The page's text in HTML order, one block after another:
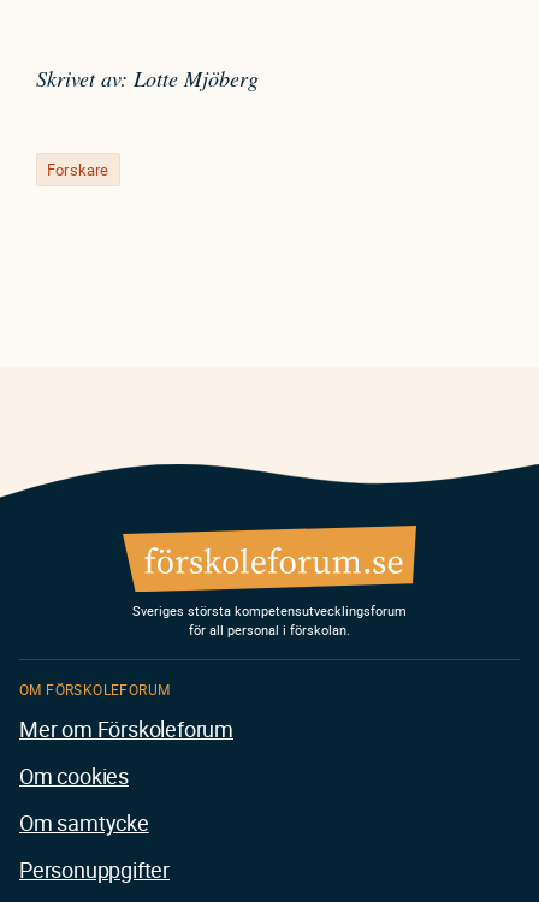
Skrivet av: Lotte Mjöberg
Forskare
Sveriges största kompetensutvecklingsforum
för all personal i förskolan.
OM FÖRSKOLEFORUM
Mer om Förskoleforum
Om cookies
Om samtycke
Personuppgifter